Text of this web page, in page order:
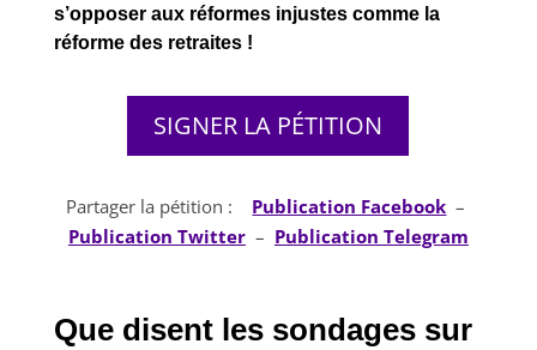
s’opposer aux réformes injustes comme la
réforme des retraites !
SIGNER LA PÉTITION
Partager la pétition : Publication Facebook –
Publication Twitter– Publication Telegram
Que disent les sondages sur